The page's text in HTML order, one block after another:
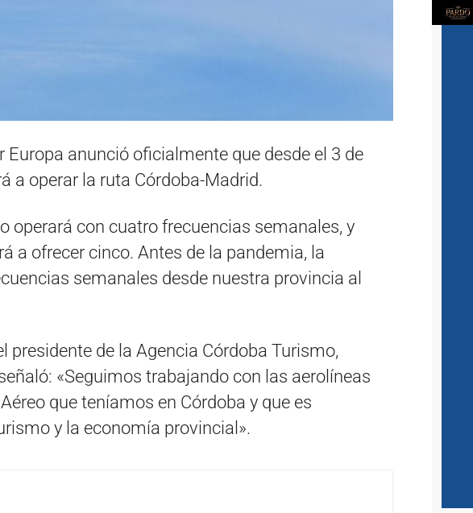
Europa anunció oficialmente que desde el 3 de
a operar la ruta Córdoba-Madrid.
operará con cuatro frecuencias semanales, y
a ofrecer cinco. Antes de la pandemia, la
semanales desde nuestra provincia al
presidente de la Agencia Córdoba Turismo,
«Seguimos trabajando con las aerolíneas
que teníamos en Córdoba y que es
y la economía provincial».